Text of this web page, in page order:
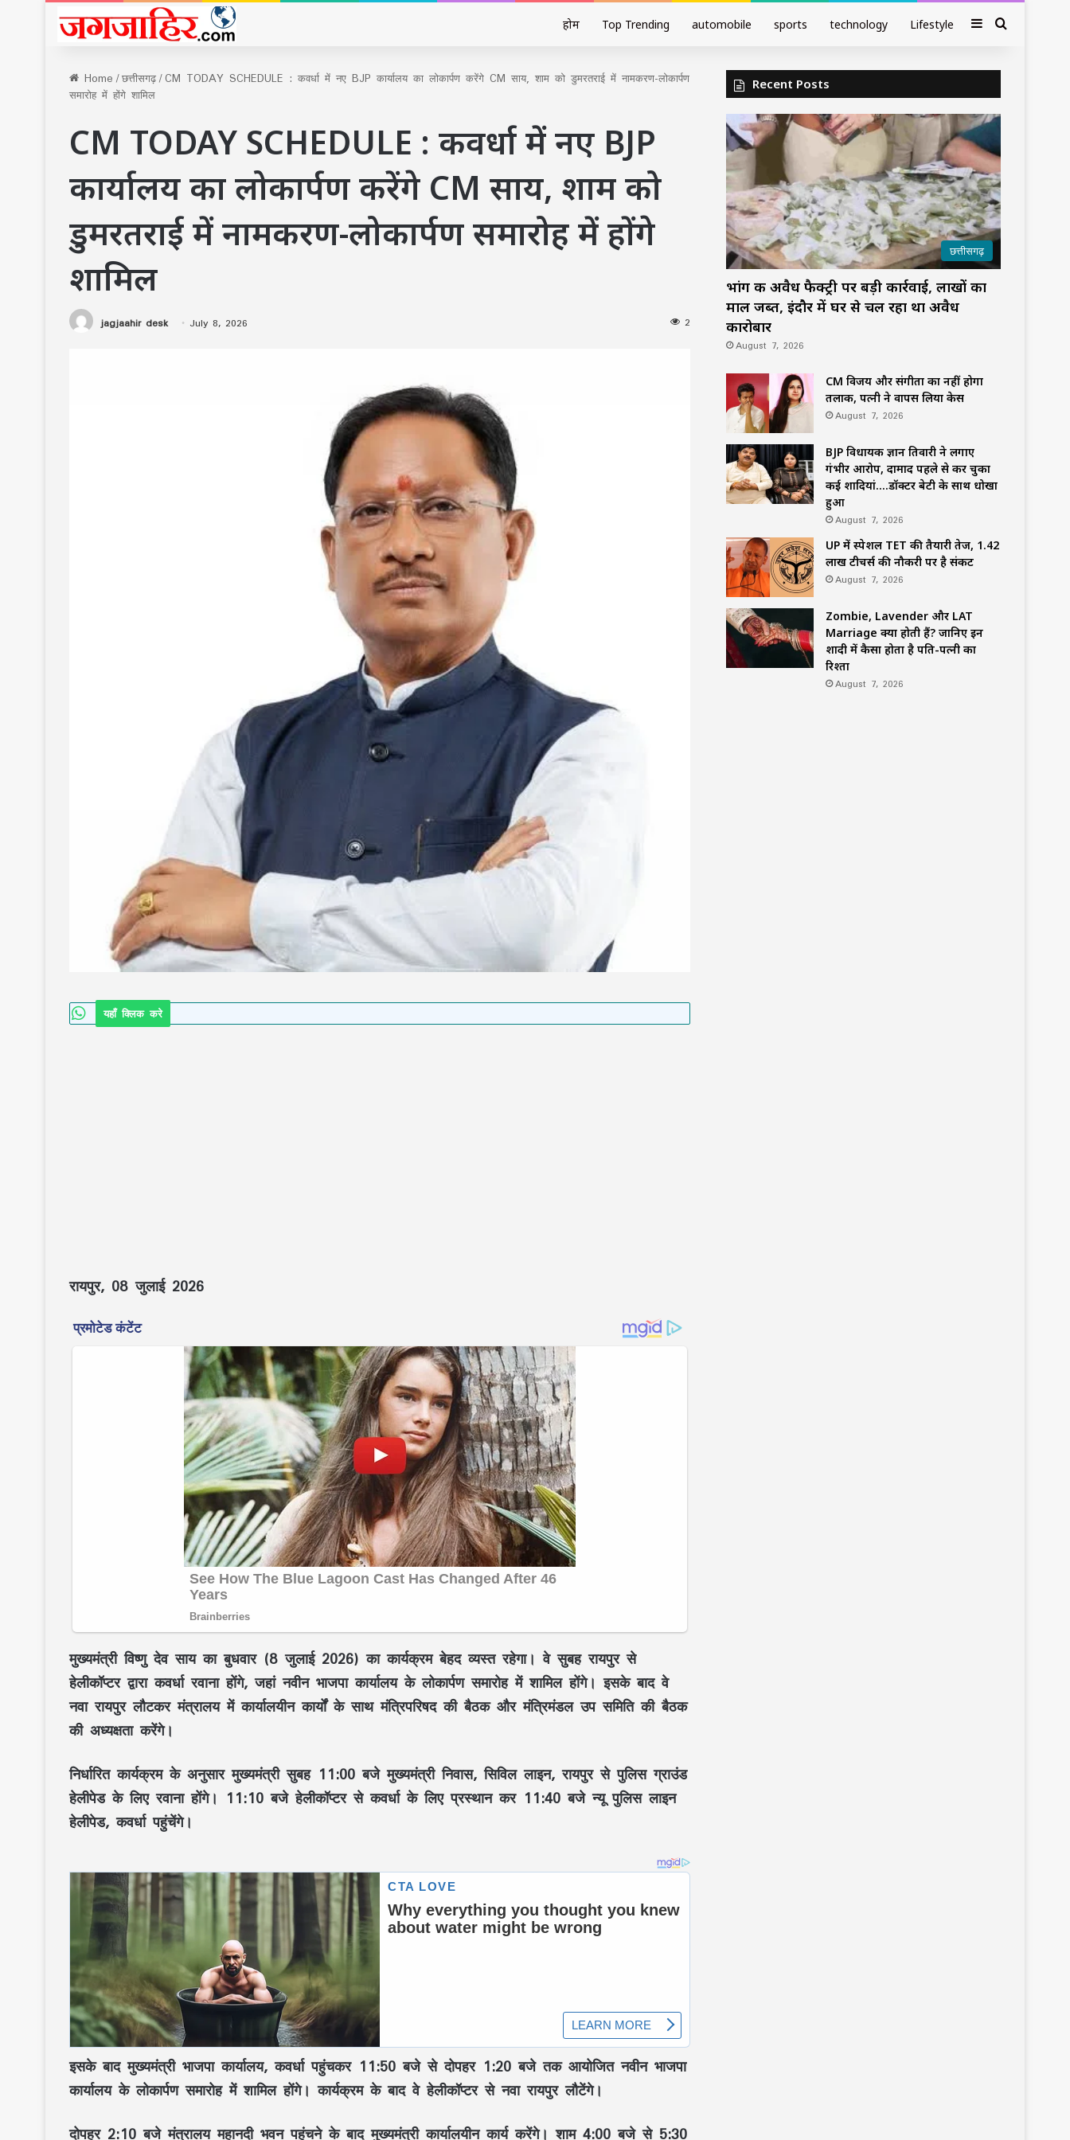
होम Top Trending automobile sports technology Lifestyle SidebarSearch
Home/छत्तीसगढ़/CM TODAY SCHEDULE : कवर्धा में नए BJP कार्यालय का लोकार्पण करेंगे CM साय, शाम को डुमरतराई में नामकरण-लोकार्पण
समारोह में होंगे शामिल
CM TODAY SCHEDULE : कवर्धा में नए BJP
कार्यालय का लोकार्पण करेंगे CM साय, शाम को
डुमरतराई में नामकरण-लोकार्पण समारोह में होंगे
शामिल
jagjaahir desk July 8, 2026 2
यहाँ क्लिक करे
रायपुर, 08 जुलाई 2026
मुख्यमंत्रीविष्णु देव सायका बुधवार (8 जुलाई 2026) का कार्यक्रम बेहद व्यस्त रहेगा। वे सुबह रायपुर से
हेलीकॉप्टर द्वाराकवर्धारवाना होंगे, जहांनवीन भाजपा कार्यालयके लोकार्पण समारोह में शामिल होंगे। इसके बाद वे
नवा रायपुर लौटकर मंत्रालय में कार्यालयीन कार्यों के साथमंत्रिपरिषद की बैठकऔरमंत्रिमंडल उप समिति की बैठक
की अध्यक्षता करेंगे।
निर्धारित कार्यक्रम के अनुसार मुख्यमंत्री सुबह 11:00 बजेमुख्यमंत्री निवास, सिविल लाइन, रायपुर से पुलिस ग्राउंड
हेलीपेड के लिए रवाना होंगे। 11:10 बजेहेलीकॉप्टर से कवर्धा के लिए प्रस्थान कर 11:40 बजेन्यू पुलिस लाइन
हेलीपेड, कवर्धा पहुंचेंगे।
इसके बाद मुख्यमंत्री भाजपा कार्यालय, कवर्धापहुंचकर 11:50 बजे से दोपहर 1:20 बजे तकआयोजितनवीन भाजपा
कार्यालय के लोकार्पण समारोहमें शामिल होंगे। कार्यक्रम के बाद वे हेलीकॉप्टर से नवा रायपुर लौटेंगे।
दोपहर 2:10 बजेमंत्रालय महानदी भवन पहुंचने के बाद मुख्यमंत्री कार्यालयीन कार्य करेंगे।शाम 4:00 बजे से 5:30
भांग की अवैध फैक्ट्री पर बड़ी कार्रवाई, लाखों का
Recent Posts
छत्तीसगढ़
भांग की अवैध फैक्ट्री पर बड़ी कार्रवाई, लाखों का
माल जब्त, इंदौर में घर से चल रहा था अवैध
कारोबार
August 7, 2026
CM विजय और संगीता का नहीं होगा
तलाक, पत्नी ने वापस लिया केस
August 7, 2026
BJP विधायक ज्ञान तिवारी ने लगाए
गंभीर आरोप, दामाद पहले से कर चुका
कई शादियां….डॉक्टर बेटी के साथ धोखा
हुआ
August 7, 2026
UP में स्पेशल TET की तैयारी तेज, 1.42
लाख टीचर्स की नौकरी पर है संकट
August 7, 2026
Zombie, Lavender और LAT
Marriage क्या होती हैं? जानिए इन
शादी में कैसा होता है पति-पत्नी का
रिश्ता
August 7, 2026